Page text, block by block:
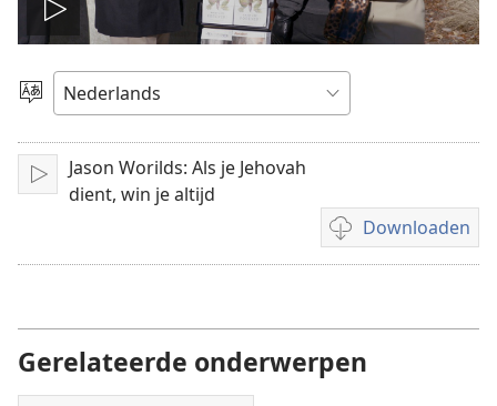
Video
afspelen
Taal
kiezen
Afspelen
Jason Worilds: Als je Jehovah
dient, win je altijd
Downloaden
Downloadopties
video
Gerelateerde onderwerpen